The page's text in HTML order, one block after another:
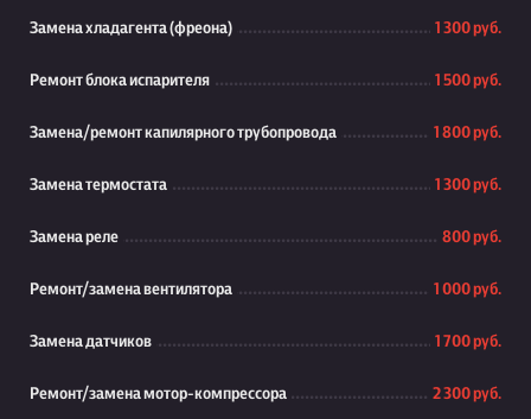
Замена хладагента (фреона) 1 300 руб.
Ремонт блока испарителя 1 500 руб.
Замена/ремонт капилярного трубопровода 1 800 руб.
Замена термостата 1 300 руб.
Замена реле 800 руб.
Ремонт/замена вентилятора 1 000 руб.
Замена датчиков 1 700 руб.
Ремонт/замена мотор-компрессора 2 300 руб.